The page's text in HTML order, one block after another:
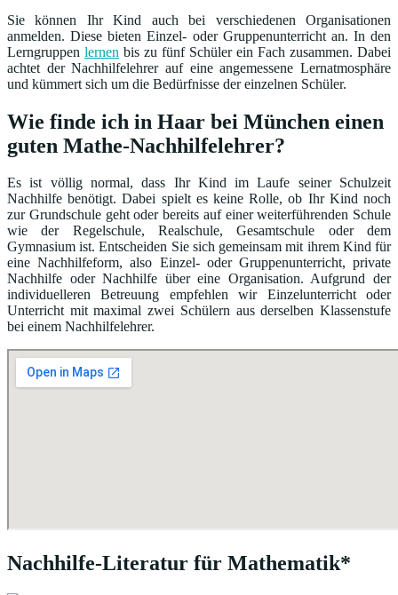
Sie können Ihr Kind auch bei verschiedenen Organisationen
anmelden. Diese bieten Einzel- oder Gruppenunterricht an. In den
Lerngruppen lernen bis zu fünf Schüler ein Fach zusammen. Dabei
achtet der Nachhilfelehrer auf eine angemessene Lernatmosphäre
und kümmert sich um die Bedürfnisse der einzelnen Schüler.
Wie finde ich in Haar bei München einen
guten Mathe-Nachhilfelehrer?
Es ist völlig normal, dass Ihr Kind im Laufe seiner Schulzeit
Nachhilfe benötigt. Dabei spielt es keine Rolle, ob Ihr Kind noch
zur Grundschule geht oder bereits auf einer weiterführenden Schule
wie der Regelschule, Realschule, Gesamtschule oder dem
Gymnasium ist. Entscheiden Sie sich gemeinsam mit ihrem Kind für
eine Nachhilfeform, also Einzel- oder Gruppenunterricht, private
Nachhilfe oder Nachhilfe über eine Organisation. Aufgrund der
individuelleren Betreuung empfehlen wir Einzelunterricht oder
Unterricht mit maximal zwei Schülern aus derselben Klassenstufe
bei einem Nachhilfelehrer.
Nachhilfe-Literatur für Mathematik*